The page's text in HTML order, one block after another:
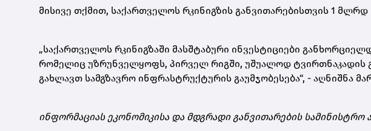
მისივე თქმით, საქართველოს რკინიგზის განვითარებისთვის 1
„საქართველოს რკინიგზაში მასშტაბური ინვესტიციები
რომელიც უზრუნველყოფს, პირველ რიგში, უშუალოდ ტვირთნაკადის
გახლავთ სამგზავრო ინფრასტრუქტურის გაუმჯობესება“, - აღნიშნა
ინფორმაციას ეკონომიკისა და მდგრადი განვითარების სამინისტრო